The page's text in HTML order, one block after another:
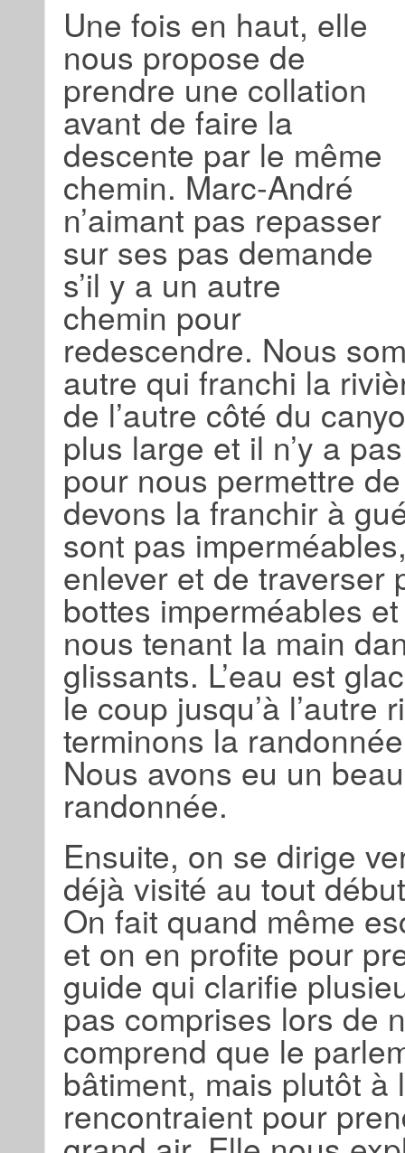
Une fois en haut, elle
nous propose de
prendre une collation
avant de faire la
descente par le même
chemin. Marc-André
n’aimant pas repasser
sur ses pas demande
s’il y a un autre
chemin pour
redescendre. Nous
autre qui franchi la
de l’autre côté du
plus large et il n’y a
pour nous permettre
devons la franchir à
sont pas
enlever et de traverser
bottes imperméables
nous tenant la main
glissants. L’eau est
le coup jusqu’à l’autre
terminons la
Nous avons eu un
randonnée.
Ensuite, on se dirige
déjà visité au tout
On fait quand même
et on en profite pour
guide qui clarifie
pas comprises lors de
comprend que le
bâtiment, mais plutôt à
rencontraient pour